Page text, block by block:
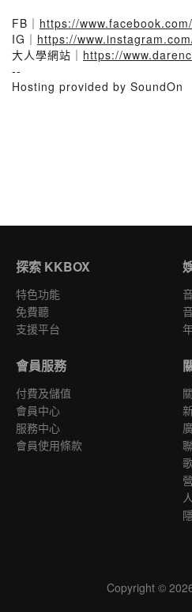
FB｜ https://
IG｜ https://
大人學網站｜ https://
--
Hosting provided by SoundOn
探索 KKBOX
特色功能
免費聽
支援平台
會員服務
付費及儲值
會員中心
服務中心
會員使用條款
Copyright ©